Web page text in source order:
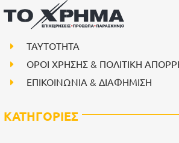
ΤΑΥΤΟΤΗΤΑ
ΟΡΟΙ ΧΡΗΣΗΣ & ΠΟΛΙΤΙΚΗ
ΕΠΙΚΟΙΝΩΝΙΑ & ΔΙΑΦΗΜΙΣΗ
ΚΑΤΗΓΟΡΙΕΣ